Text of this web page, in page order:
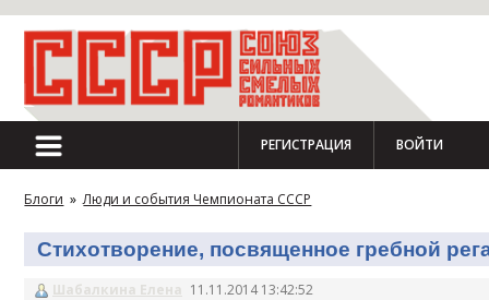
РЕГИСТРАЦИЯ ВОЙТИ
Блоги » Люди и события Чемпионата СССР
Стихотворение, посвященное гребной
Шабалкина Елена 11.11.2014 13:42:52